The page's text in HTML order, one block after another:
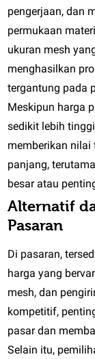
pengerjaan, dan
permukaan
ukuran mesh
menghasilkan
tergantung pada
Meskipun harga
sedikit lebih
memberikan
panjang,
besar atau
Alternatif
Pasaran
Di pasaran,
harga yang
mesh, dan
kompetitif,
pasar dan
Selain itu,